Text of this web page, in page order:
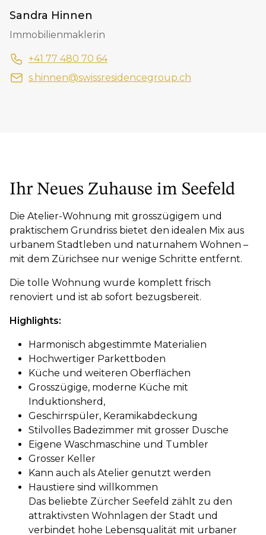
Sandra Hinnen
Immobilienmaklerin
+41 77 480 70 64
s.hinnen@swissresidencegroup.ch
Ihr Neues Zuhause im Seefeld
Die Atelier-Wohnung mit grosszügigem und
praktischem Grundriss bietet den idealen Mix aus
urbanem Stadtleben und naturnahem Wohnen –
mit dem Zürichsee nur wenige Schritte entfernt.
Die tolle Wohnung wurde komplett frisch
renoviert und ist ab sofort bezugsbereit.
Highlights:
Harmonisch abgestimmte Materialien
Hochwertiger Parkettboden
Küche und weiteren Oberflächen
Grosszügige, moderne Küche mit
Induktionsherd,
Geschirrspüler, Keramikabdeckung
Stilvolles Badezimmer mit grosser Dusche
Eigene Waschmaschine und Tumbler
Grosser Keller
Kann auch als Atelier genutzt werden
Haustiere sind willkommen
Das beliebte Zürcher Seefeld zählt zu den
attraktivsten Wohnlagen der Stadt und
verbindet hohe Lebensqualität mit urbaner